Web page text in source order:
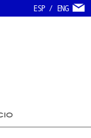
ESP/ ENG